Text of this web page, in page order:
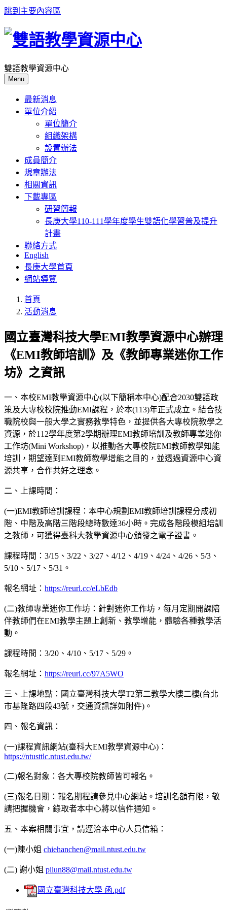
跳到主要內容區
雙語教學資源中心
Menu
最新消息
單位介紹
單位簡介
組織架構
設置辦法
成員簡介
規章辦法
相關資訊
下載專區
研習簡報
長庚大學110-111學年度學生雙語化學習普及提升
計畫
聯絡方式
English
長庚大學首頁
網站導覽
首頁
活動消息
國立臺灣科技大學EMI教學資源中心辦理
《EMI教師培訓》及《教師專業迷你工作
坊》之資訊
一、本校EMI教學資源中心(以下簡稱本中心)配合2030雙語政
策及大專校校院推動EMI課程，於本(113)年正式成立。結合技
職院校與一般大學之實務教學特色，並提供各大專校院教學之
資源，於112學年度第2學期辦理EMI教師培訓及教師專業迷你
工作坊(Mini Workshop)，以推動各大專校院EMI教師教學知能
培訓，期望達到EMI教師教學增能之目的，並透過資源中心資
源共享，合作共好之理念。
二、上課時間：
(一)EMI教師培訓課程：本中心規劃EMI教師培訓課程分成初
階、中階及高階三階段總時數達36小時。完成各階段模組培訓
之教師，可獲得臺科大教學資源中心頒發之電子證書。
課程時間：3/15、3/22、3/27、4/12、4/19、4/24、4/26、5/3、
5/10、5/17、5/31。
報名網址： https://reurl.cc/eLbEdb
(二)教師專業迷你工作坊：針對迷你工作坊，每月定期開課陪
伴教師們在EMI教學主題上創新、教學增能，體驗各種教學活
動。
課程時間：3/20、4/10、5/17、5/29。
報名網址： https://reurl.cc/97A5WO
三、上課地點：國立臺灣科技大學T2第二教學大樓二樓(台北
市基隆路四段43號，交通資訊詳如附件)。
四、報名資訊：
(一)課程資訊網站(臺科大EMI教學資源中心)：
https://ntusttlc.ntust.edu.tw/
(二)報名對象：各大專校院教師皆可報名。
(三)報名日期：報名期程請參見中心網站。培訓名額有限，敬
請把握機會，錄取者本中心將以信件通知。
五、本案相關事宜，請逕洽本中心人員信箱：
(一)陳小姐 chiehanchen@mail.ntust.edu.tw
(二) 謝小姐 pilun88@mail.ntust.edu.tw
國立臺灣科技大學 函.pdf